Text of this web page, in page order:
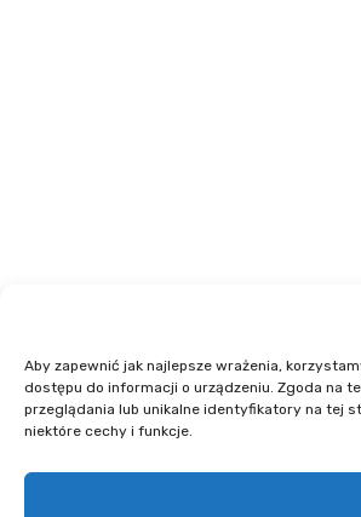
Aby zapewnić jak najlepsze wrażenia,
dostępu do informacji o urządzeniu. Zgoda na
przeglądania lub unikalne identyfikatory na tej
niektóre cechy i funkcje.